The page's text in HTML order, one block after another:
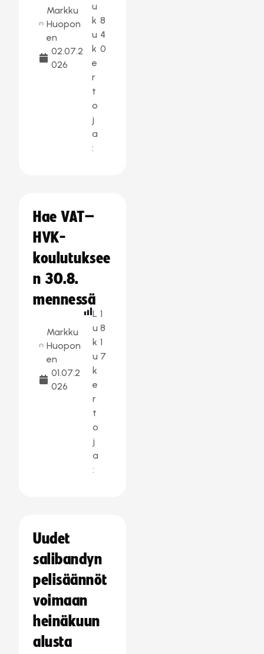
Markku
Huopon
en
02.07.2
026
u
k
u
k
e
r
t
o
j
a
:
8
4
0
Hae VAT–
HVK-
koulutuksee
n 30.8.
mennessä
Markku
Huopon
en
01.07.2
026
L
u
k
u
k
e
r
t
o
j
a
:
1
8
1
7
Uudet
salibandyn
pelisäännöt
voimaan
heinäkuun
alusta